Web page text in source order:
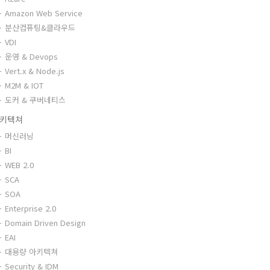
Amazon Web Service
분산컴퓨팅&클라우드
VDI
운영 & Devops
Vert.x & Node.js
M2M & IOT
도커 & 쿠버네티스
텍쳐
머신러닝
BI
WEB 2.0
SCA
SOA
Enterprise 2.0
Domain Driven Design
EAI
대용량 아키텍쳐
Security & IDM